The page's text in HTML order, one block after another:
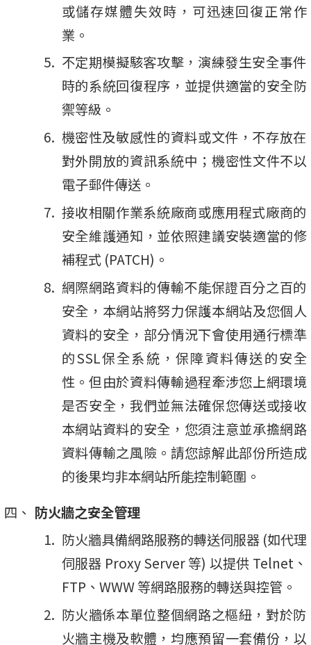
或儲存媒體失效時，可迅速回復正常作
業。
不定期模擬駭客攻擊，演練發生安全事件
時的系統回復程序，並提供適當的安全防
禦等級。
機密性及敏感性的資料或文件，不存放在
對外開放的資訊系統中；機密性文件不以
電子郵件傳送。
接收相關作業系統廠商或應用程式廠商的
安全維護通知，並依照建議安裝適當的修
補程式 (PATCH)。
網際網路資料的傳輸不能保證百分之百的
安全，本網站將努力保護本網站及您個人
資料的安全，部分情況下會使用通行標準
的SSL保全系統，保障資料傳送的安全
性。但由於資料傳輸過程牽涉您上網環境
是否安全，我們並無法確保您傳送或接收
本網站資料的安全，您須注意並承擔網路
資料傳輸之風險。請您諒解此部份所造成
的後果均非本網站所能控制範圍。
防火牆之安全管理
防火牆具備網路服務的轉送伺服器 (如代理
伺服器 Proxy Server 等) 以提供 Telnet、
FTP、WWW 等網路服務的轉送與控管。
防火牆係本單位整個網路之樞紐，對於防
火牆主機及軟體，均應預留一套備份，以